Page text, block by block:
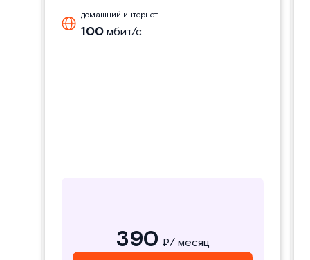
домашний интернет
100мбит/с
390 ₽/ месяц
домашний интернет
100мбит/с
390₽/ месяц